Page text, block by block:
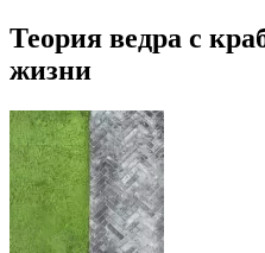
Теория ведра с
жизни